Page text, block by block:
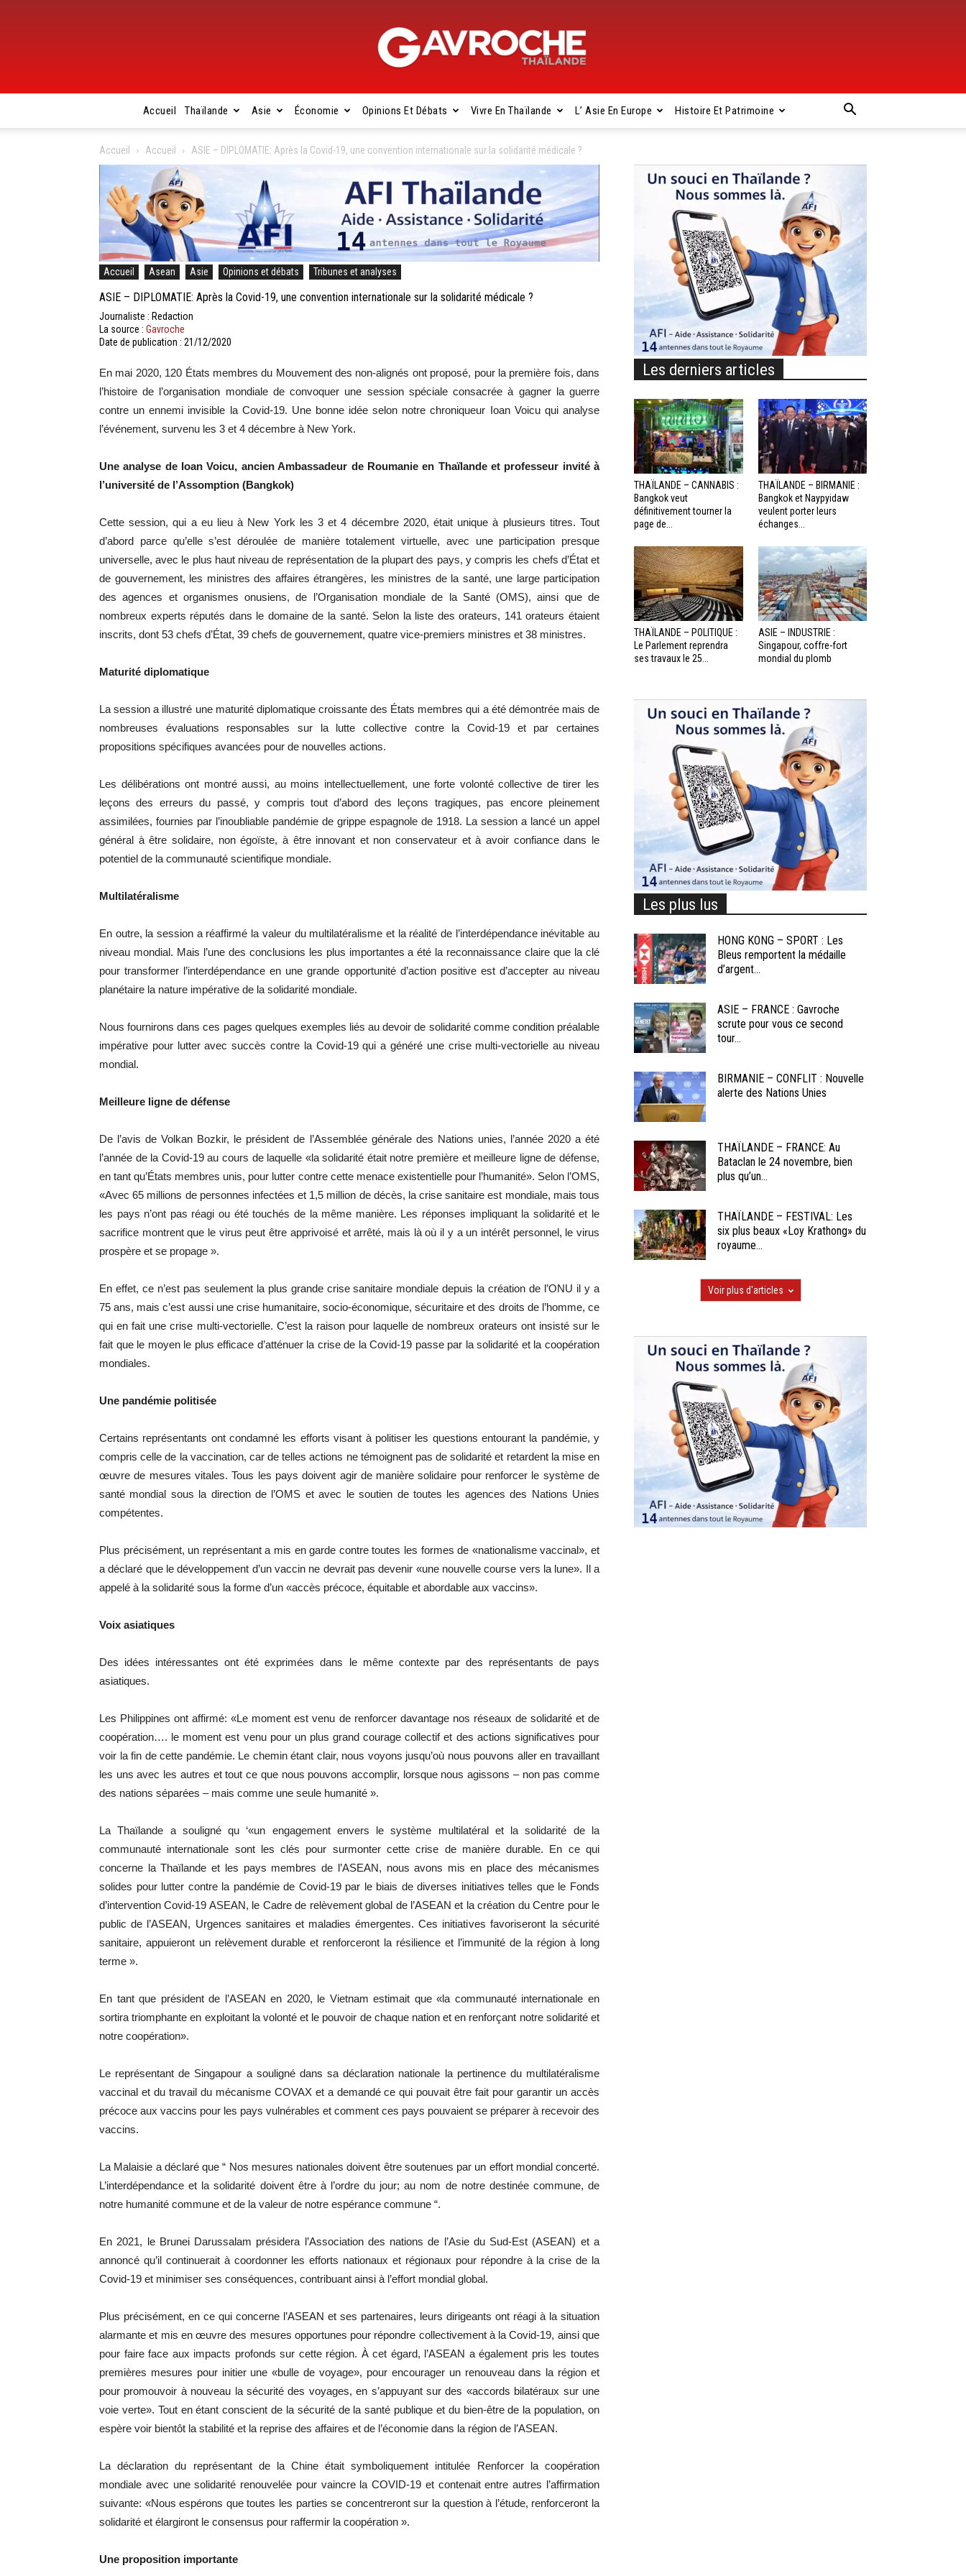
Gavroche
Thaïlande
Accueil Thaïlande Asie Économie Opinions Et Débats Vivre En Thaïlande L’ Asie En Europe Histoire Et Patrimoine
Accueil Accueil ASIE – DIPLOMATIE: Après la Covid-19, une convention internationale sur la solidarité médicale ?
Accueil Asean Asie Opinions et débats Tribunes et analyses
ASIE – DIPLOMATIE: Après la Covid-19, une convention internationale sur la solidarité médicale ?
Journaliste : Redaction
La source : Gavroche
Date de publication : 21/12/2020
En mai 2020, 120 États membres du Mouvement des non-alignés ont proposé, pour la première fois, dans
l’histoire de l’organisation mondiale de convoquer une session spéciale consacrée à gagner la guerre
contre un ennemi invisible la Covid-19. Une bonne idée selon notre chroniqueur Ioan Voicu qui analyse
l’événement, survenu les 3 et 4 décembre à New York.
Une analyse de Ioan Voicu, ancien Ambassadeur de Roumanie en Thaïlande et professeur invité à
l’université de l’Assomption (Bangkok)
Cette session, qui a eu lieu à New York les 3 et 4 décembre 2020, était unique à plusieurs titres. Tout
d’abord parce qu’elle s’est déroulée de manière totalement virtuelle, avec une participation presque
universelle, avec le plus haut niveau de représentation de la plupart des pays, y compris les chefs d’État et
de gouvernement, les ministres des affaires étrangères, les ministres de la santé, une large participation
des agences et organismes onusiens, de l’Organisation mondiale de la Santé (OMS), ainsi que de
nombreux experts réputés dans le domaine de la santé. Selon la liste des orateurs, 141 orateurs étaient
inscrits, dont 53 chefs d’État, 39 chefs de gouvernement, quatre vice-premiers ministres et 38 ministres.
Maturité diplomatique
La session a illustré une maturité diplomatique croissante des États membres qui a été démontrée mais de
nombreuses évaluations responsables sur la lutte collective contre la Covid-19 et par certaines
propositions spécifiques avancées pour de nouvelles actions.
Les délibérations ont montré aussi, au moins intellectuellement, une forte volonté collective de tirer les
leçons des erreurs du passé, y compris tout d’abord des leçons tragiques, pas encore pleinement
assimilées, fournies par l’inoubliable pandémie de grippe espagnole de 1918. La session a lancé un appel
général à être solidaire, non égoïste, à être innovant et non conservateur et à avoir confiance dans le
potentiel de la communauté scientifique mondiale.
Multilatéralisme
En outre, la session a réaffirmé la valeur du multilatéralisme et la réalité de l’interdépendance inévitable au
niveau mondial. Mais l’une des conclusions les plus importantes a été la reconnaissance claire que la clé
pour transformer l’interdépendance en une grande opportunité d’action positive est d’accepter au niveau
planétaire la nature impérative de la solidarité mondiale.
Nous fournirons dans ces pages quelques exemples liés au devoir de solidarité comme condition préalable
impérative pour lutter avec succès contre la Covid-19 qui a généré une crise multi-vectorielle au niveau
mondial.
Meilleure ligne de défense
De l’avis de Volkan Bozkir, le président de l’Assemblée générale des Nations unies, l’année 2020 a été
l’année de la Covid-19 au cours de laquelle «la solidarité était notre première et meilleure ligne de défense,
en tant qu’États membres unis, pour lutter contre cette menace existentielle pour l’humanité». Selon l’OMS,
«Avec 65 millions de personnes infectées et 1,5 million de décès, la crise sanitaire est mondiale, mais tous
les pays n’ont pas réagi ou été touchés de la même manière. Les réponses impliquant la solidarité et le
sacrifice montrent que le virus peut être apprivoisé et arrêté, mais là où il y a un intérêt personnel, le virus
prospère et se propage ».
En effet, ce n’est pas seulement la plus grande crise sanitaire mondiale depuis la création de l’ONU il y a
75 ans, mais c’est aussi une crise humanitaire, socio-économique, sécuritaire et des droits de l’homme, ce
qui en fait une crise multi-vectorielle. C’est la raison pour laquelle de nombreux orateurs ont insisté sur le
fait que le moyen le plus efficace d’atténuer la crise de la Covid-19 passe par la solidarité et la coopération
mondiales.
Une pandémie politisée
Certains représentants ont condamné les efforts visant à politiser les questions entourant la pandémie, y
compris celle de la vaccination, car de telles actions ne témoignent pas de solidarité et retardent la mise en
œuvre de mesures vitales. Tous les pays doivent agir de manière solidaire pour renforcer le système de
santé mondial sous la direction de l’OMS et avec le soutien de toutes les agences des Nations Unies
compétentes.
Plus précisément, un représentant a mis en garde contre toutes les formes de «nationalisme vaccinal», et
a déclaré que le développement d’un vaccin ne devrait pas devenir «une nouvelle course vers la lune». Il a
appelé à la solidarité sous la forme d’un «accès précoce, équitable et abordable aux vaccins».
Voix asiatiques
Des idées intéressantes ont été exprimées dans le même contexte par des représentants de pays
asiatiques.
Les Philippines ont affirmé: «Le moment est venu de renforcer davantage nos réseaux de solidarité et de
coopération…. le moment est venu pour un plus grand courage collectif et des actions significatives pour
voir la fin de cette pandémie. Le chemin étant clair, nous voyons jusqu’où nous pouvons aller en travaillant
les uns avec les autres et tout ce que nous pouvons accomplir, lorsque nous agissons – non pas comme
des nations séparées – mais comme une seule humanité ».
La Thaïlande a souligné qu ‘«un engagement envers le système multilatéral et la solidarité de la
communauté internationale sont les clés pour surmonter cette crise de manière durable. En ce qui
concerne la Thaïlande et les pays membres de l’ASEAN, nous avons mis en place des mécanismes
solides pour lutter contre la pandémie de Covid-19 par le biais de diverses initiatives telles que le Fonds
d’intervention Covid-19 ASEAN, le Cadre de relèvement global de l’ASEAN et la création du Centre pour le
public de l’ASEAN, Urgences sanitaires et maladies émergentes. Ces initiatives favoriseront la sécurité
sanitaire, appuieront un relèvement durable et renforceront la résilience et l’immunité de la région à long
terme ».
En tant que président de l’ASEAN en 2020, le Vietnam estimait que «la communauté internationale en
sortira triomphante en exploitant la volonté et le pouvoir de chaque nation et en renforçant notre solidarité et
notre coopération».
Le représentant de Singapour a souligné dans sa déclaration nationale la pertinence du multilatéralisme
vaccinal et du travail du mécanisme COVAX et a demandé ce qui pouvait être fait pour garantir un accès
précoce aux vaccins pour les pays vulnérables et comment ces pays pouvaient se préparer à recevoir des
vaccins.
La Malaisie a déclaré que “ Nos mesures nationales doivent être soutenues par un effort mondial concerté.
L’interdépendance et la solidarité doivent être à l’ordre du jour; au nom de notre destinée commune, de
notre humanité commune et de la valeur de notre espérance commune “.
En 2021, le Brunei Darussalam présidera l’Association des nations de l’Asie du Sud-Est (ASEAN) et a
annoncé qu’il continuerait à coordonner les efforts nationaux et régionaux pour répondre à la crise de la
Covid-19 et minimiser ses conséquences, contribuant ainsi à l’effort mondial global.
Plus précisément, en ce qui concerne l’ASEAN et ses partenaires, leurs dirigeants ont réagi à la situation
alarmante et mis en œuvre des mesures opportunes pour répondre collectivement à la Covid-19, ainsi que
pour faire face aux impacts profonds sur cette région. À cet égard, l’ASEAN a également pris les toutes
premières mesures pour initier une «bulle de voyage», pour encourager un renouveau dans la région et
pour promouvoir à nouveau la sécurité des voyages, en s’appuyant sur des «accords bilatéraux sur une
voie verte». Tout en étant conscient de la sécurité de la santé publique et du bien-être de la population, on
espère voir bientôt la stabilité et la reprise des affaires et de l’économie dans la région de l’ASEAN.
La déclaration du représentant de la Chine était symboliquement intitulée Renforcer la coopération
mondiale avec une solidarité renouvelée pour vaincre la COVID-19 et contenait entre autres l’affirmation
suivante: «Nous espérons que toutes les parties se concentreront sur la question à l’étude, renforceront la
solidarité et élargiront le consensus pour raffermir la coopération ».
Une proposition importante
Les derniers articles
THAÏLANDE – CANNABIS :
Bangkok veut
définitivement tourner la
page de...
THAÏLANDE – BIRMANIE :
Bangkok et Naypyidaw
veulent porter leurs
échanges...
THAÏLANDE – POLITIQUE :
Le Parlement reprendra
ses travaux le 25...
ASIE – INDUSTRIE :
Singapour, coffre-fort
mondial du plomb
Les plus lus
HONG KONG – SPORT : Les
Bleus remportent la médaille
d’argent...
ASIE – FRANCE : Gavroche
scrute pour vous ce second
tour...
BIRMANIE – CONFLIT : Nouvelle
alerte des Nations Unies
THAÏLANDE – FRANCE: Au
Bataclan le 24 novembre, bien
plus qu’un...
THAÏLANDE – FESTIVAL: Les
six plus beaux «Loy Krathong» du
royaume...
Voir plus d'articles